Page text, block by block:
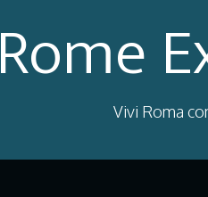
Rome
Vivi Roma